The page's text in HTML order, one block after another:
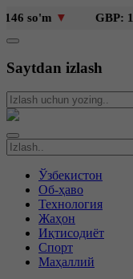
so'm▼ GBP:
Saytdan izlash
Ўзбекистон
Об-ҳаво
Технология
Жаҳон
Иқтисодиёт
Спорт
Маҳаллий